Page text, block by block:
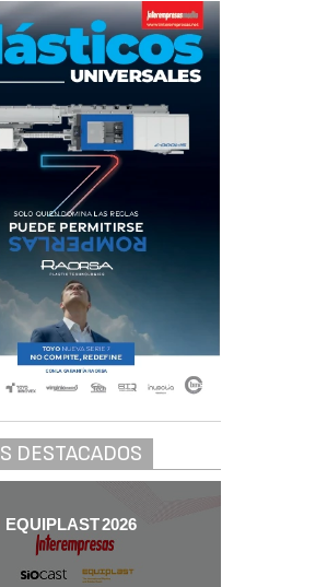
DESTACADOS
EQUIPLAST 2026